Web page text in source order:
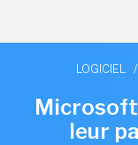
LOGICIEL /
leur